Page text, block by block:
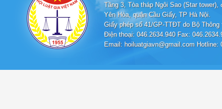
Tầng 3, Tòa tháp Ngôi Sao (Star
Yên Hòa, quận Cầu Giấy, TP Hà Nội.
Giấy phép số 41/GP-TTĐT do Bộ
Điện thoại: 046.2634.940 Fax:
Email: hoiluatgiavn@gmail.com Hotline: